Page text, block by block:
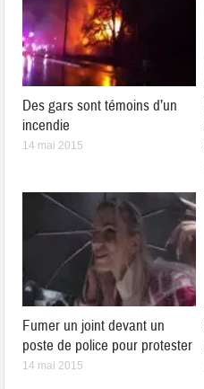
Des gars sont témoins d’un
incendie
14 mai 2015
Fumer un joint devant un
poste de police pour protester
14 mai 2015